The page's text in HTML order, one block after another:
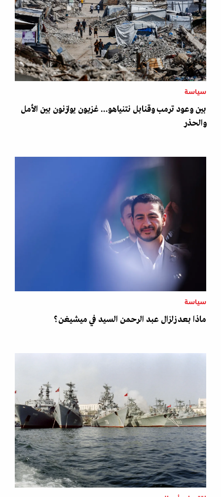
سياسة
بين وعود ترمب وقنابل نتنياهو... غزيون يوازنون بين الأمل
والحذر
سياسة
ماذا بعد زلزال عبد الرحمن السيد في ميشيغن؟